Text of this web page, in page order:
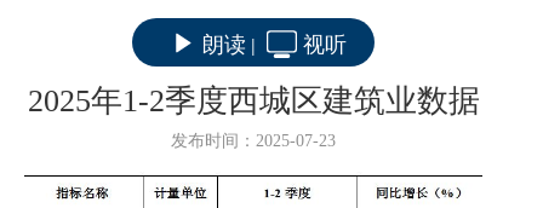
朗读 | 视听
2025年1-2季度西城区建筑业数据
发布时间：2025-07-23